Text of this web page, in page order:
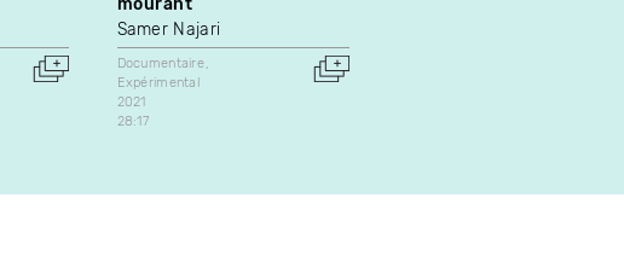
mourant
Samer Najari
Documentaire
Expérimental
2021
28:17